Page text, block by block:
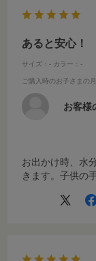
あると安心！
サイズ：- カラー：-
ご購入時のお子さまの
お客様
お出かけ時、水
きます。子供の